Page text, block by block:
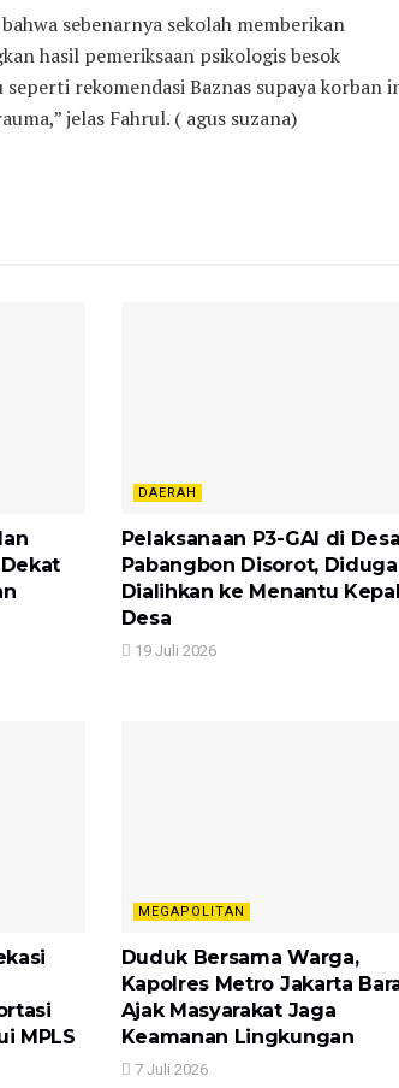
sebenarnya sekolah memberikan
hasil pemeriksaan psikologis besok
rekomendasi Baznas supaya korban
jelas Fahrul. ( agus suzana)
DAERAH
Pelaksanaan P3-GAI di
Pabangbon Disorot, Diduga
Dialihkan ke Menantu
Desa
19 Juli 2026
MPLS
MEGAPOLITAN
Duduk Bersama Warga,
Kapolres Metro Jakarta
Ajak Masyarakat Jaga
Keamanan Lingkungan
7 Juli 2026